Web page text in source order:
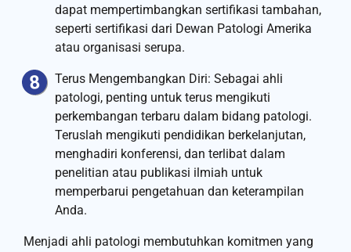
dapat mempertimbangkan sertifikasi tambahan,
seperti sertifikasi dari Dewan Patologi Amerika
atau organisasi serupa.
Terus Mengembangkan Diri: Sebagai ahli
patologi, penting untuk terus mengikuti
perkembangan terbaru dalam bidang patologi.
Teruslah mengikuti pendidikan berkelanjutan,
menghadiri konferensi, dan terlibat dalam
penelitian atau publikasi ilmiah untuk
memperbarui pengetahuan dan keterampilan
Anda.
Menjadi ahli patologi membutuhkan komitmen yang